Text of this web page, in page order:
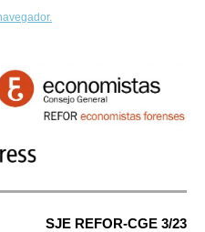
SJE REFOR-CGE 3/23